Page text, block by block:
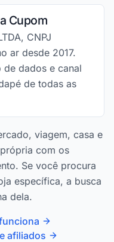
Cupom
CNPJ
ar desde 2017.
de dados e canal
de todas as
viagem, casa e
com os
Se você procura
específica, a busca
dela.
afiliados